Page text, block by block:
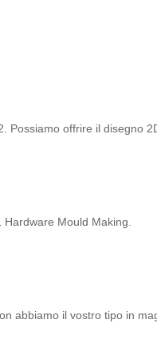
offrire il disegno
Mould Making.
abbiamo il vostro tipo in